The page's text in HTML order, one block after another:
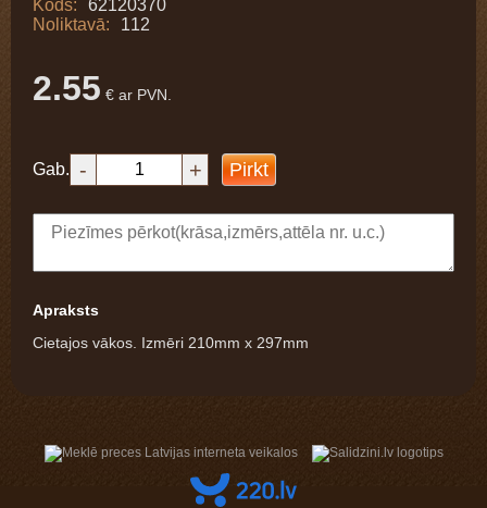
Kods:
62120370
Noliktavā:
112
2.55 € ar PVN.
Gab. - + Pirkt
Apraksts
Cietajos vākos. Izmēri 210mm x 297mm